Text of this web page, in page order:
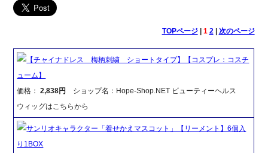
TOPページ| 1 2| 次のページ
【チャイナドレス 梅柄刺繍 ショートタイプ】【コスプレ：コスチ
ューム】
価格：2,838円
ショップ名：Hope-Shop.NET ビューティーヘルス
ウィッグはこちらから
サンリオキャラクター「着せかえマスコット」【リーメント】6個入
り1BOX